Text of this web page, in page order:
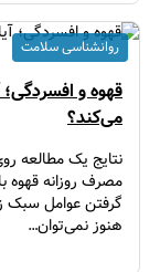
قهوه و
می‌کند؟
مصرف روزانه قهوه
گرفتن عوامل سبک
هنوز نمی‌توان…
روانشناسی سلامت